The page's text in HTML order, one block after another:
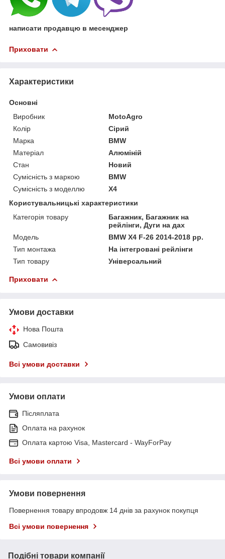
написати продавцю в месенджер
Приховати
Характеристики
Основні
Виробник
MotoAgro
Колір
Сірий
Марка
BMW
Матеріал
Алюміній
Стан
Новий
Сумісність з маркою
BMW
Сумісність з моделлю
X4
Користувальницькі характеристики
Категорія товару
Багажник, Багажник на
рейлінги, Дуги на дах
Мoдель
BMW X4 F-26 2014-2018 рр.
Тип монтажа
На інтегровані рейлінги
Тип товару
Універсальний
Приховати
Умови доставки
Нова Пошта
Самовивіз
Всі умови доставки
Умови оплати
Післяплата
Оплата на рахунок
Оплата картою Visa, Mastercard - WayForPay
Всі умови оплати
Умови повернення
Повернення товару впродовж 14 днів за рахунок покупця
Всі умови повернення
Подібні товари компанії